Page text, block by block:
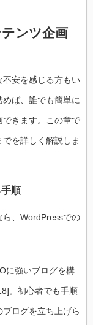
テンツ企画
安を感じる方もい
ば、誰でも簡単に
きます。この章で
を詳しく解説しま
順
ら、WordPressでの
に強いブログを構
。初心者でも手順
ログを立ち上げら